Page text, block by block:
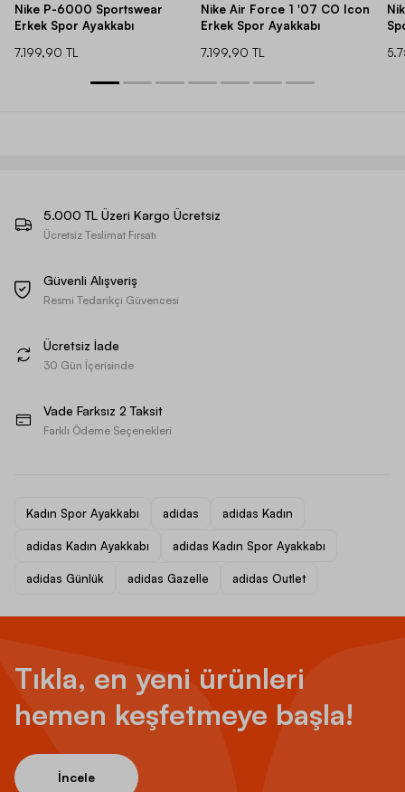
Nike P-6000 Sportswear
Erkek Spor Ayakkabı
7.199,90 TL
Nike Air Force 1 '07 CO Icon
Erkek Spor Ayakkabı
7.199,90 TL
5.000 TL Üzeri Kargo Ücretsiz
Ücretsiz Teslimat Fırsatı
Güvenli Alışveriş
Resmi Tedarikçi Güvencesi
Ücretsiz İade
30 Gün İçerisinde
Vade Farksız 2 Taksit
Farklı Ödeme Seçenekleri
Kadın Spor Ayakkabı adidas adidas Kadın
adidas Kadın Ayakkabı adidas Kadın Spor Ayakkabı
adidas Günlük adidas Gazelle adidas Outlet
Tıkla, en yeni ürünleri
hemen keşfetmeye başla!
İncele